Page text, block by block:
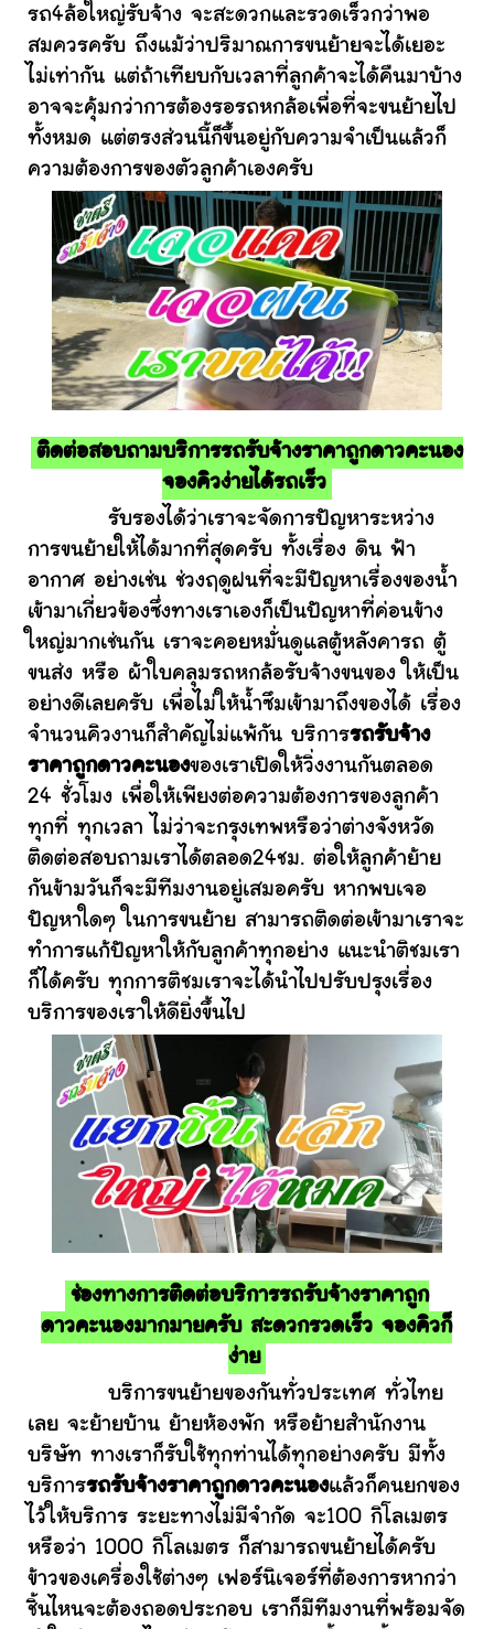
รถ4ล้อใหญ่รับจ้าง จะสะดวกและรวดเร็วกว่าพอ
สมควรครับ ถึงแม้ว่าปริมาณการขนย้ายจะได้เยอะ
ไม่เท่ากัน แต่ถ้าเทียบกับเวลาที่ลูกค้าจะได้คืนมาบ้าง
อาจจะคุ้มกว่าการต้องรอรถหกล้อเพื่อที่จะขนย้ายไป
ทั้งหมด แต่ตรงส่วนนี้ก็ขึ้นอยู่กับความจำเป็นแล้วก็
ความต้องการของตัวลูกค้าเองครับ
ติดต่อสอบถามบริการรถรับจ้างราคาถูกดาวคะนอง
จองคิวง่ายได้รถเร็ว
รับรองได้ว่าเราจะจัดการปัญหาระหว่าง
การขนย้ายให้ได้มากที่สุดครับ ทั้งเรื่อง ดิน ฟ้า
อากาศ อย่างเช่น ช่วงฤดูฝนที่จะมีปัญหาเรื่องของน้ำ
เข้ามาเกี่ยวข้องซึ่งทางเราเองก็เป็นปัญหาที่ค่อนข้าง
ใหญ่มากเช่นกัน เราจะคอยหมั่นดูแลตู้หลังคารถ ตู้
ขนส่ง หรือ ผ้าใบคลุมรถหกล้อรับจ้างขนของ ให้เป็น
อย่างดีเลยครับ เพื่อไม่ให้น้ำซึมเข้ามาถึงของได้ เรื่อง
จำนวนคิวงานก็สำคัญไม่แพ้กัน บริการรถรับจ้าง
ราคาถูกดาวคะนองของเราเปิดให้วิ่งงานกันตลอด
24 ชั่วโมง เพื่อให้เพียงต่อความต้องการของลูกค้า
ทุกที่ ทุกเวลา ไม่ว่าจะกรุงเทพหรือว่าต่างจังหวัด
ติดต่อสอบถามเราได้ตลอด24ชม. ต่อให้ลูกค้าย้าย
กันข้ามวันก็จะมีทีมงานอยู่เสมอครับ หากพบเจอ
ปัญหาใดๆ ในการขนย้าย สามารถติดต่อเข้ามาเราจะ
ทำการแก้ปัญหาให้กับลูกค้าทุกอย่าง แนะนำติชมเรา
ก็ได้ครับ ทุกการติชมเราจะได้นำไปปรับปรุงเรื่อง
บริการของเราให้ดียิ่งขึ้นไป
ช่องทางการติดต่อบริการรถรับจ้างราคาถูก
ดาวคะนองมากมายครับ สะดวกรวดเร็ว จองคิวก็
ง่าย
บริการขนย้ายของกันทั่วประเทศ ทั่วไทย
เลย จะย้ายบ้าน ย้ายห้องพัก หรือย้ายสำนักงาน
บริษัท ทางเราก็รับใช้ทุกท่านได้ทุกอย่างครับ มีทั้ง
บริการรถรับจ้างราคาถูกดาวคะนองแล้วก็คนยกของ
ไว้ให้บริการ ระยะทางไม่มีจำกัด จะ100 กิโลเมตร
หรือว่า 1000 กิโลเมตร ก็สามารถขนย้ายได้ครับ
ข้าวของเครื่องใช้ต่างๆ เฟอร์นิเจอร์ที่ต้องการหากว่า
ชิ้นไหนจะต้องถอดประกอบ เราก็มีทีมงานที่พร้อมจัด